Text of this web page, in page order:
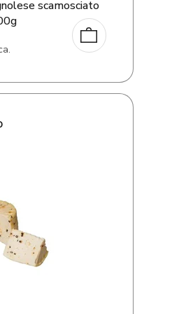
scamosciato